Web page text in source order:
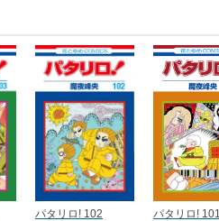
パタリロ! 102 パタリロ! 101